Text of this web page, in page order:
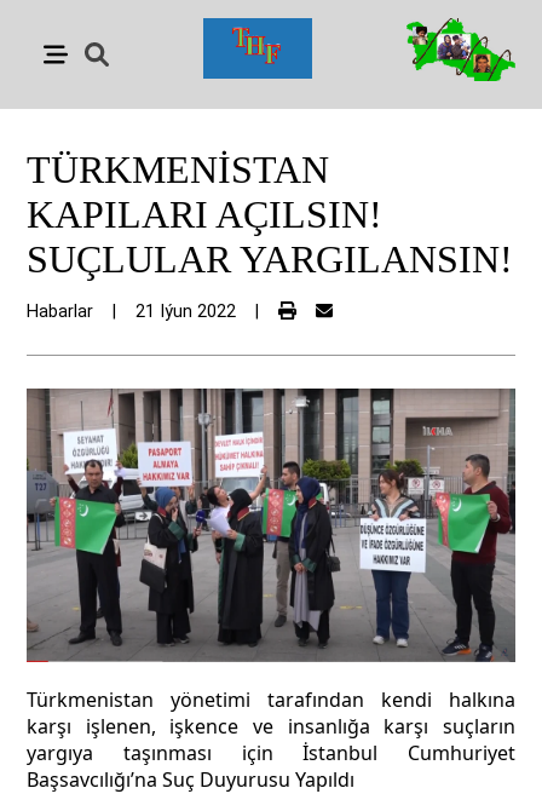
TÜRKMENİSTAN
KAPILARI AÇILSIN!
SUÇLULAR YARGILANSIN!
Habarlar 21 Iýun 2022
Türkmenistan yönetimi tarafından kendi halkına
karşı işlenen, işkence ve insanlığa karşı suçların
yargıya taşınması için İstanbul Cumhuriyet
Başsavcılığı’na Suç Duyurusu Yapıldı